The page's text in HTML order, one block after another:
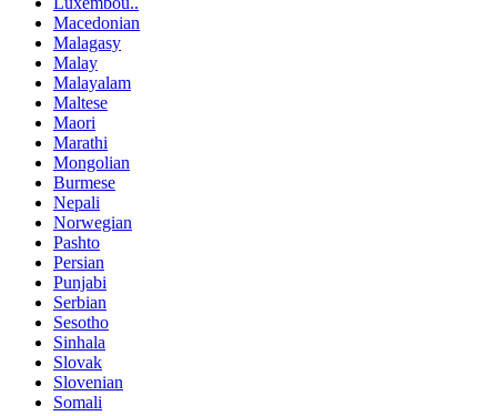
Macedonian
Malagasy
Malay
Malayalam
Maltese
Maori
Marathi
Mongolian
Burmese
Nepali
Norwegian
Pashto
Persian
Punjabi
Serbian
Sesotho
Sinhala
Slovak
Slovenian
Somali